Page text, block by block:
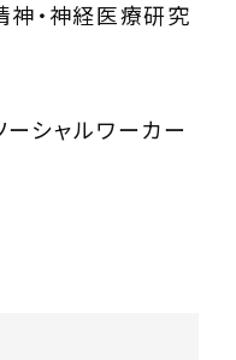
神・神経医療研究
シャルワーカー